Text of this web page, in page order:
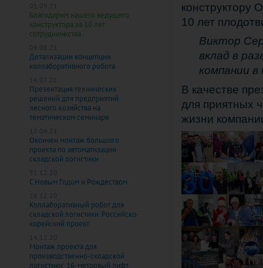
01.09.21
Благодарим нашего ведущего
конструктора за 10 лет
сотрудничества
09.08.21
Детализации концепции
коллаборативного робота
14.07.21
Презентация технических
решений для предприятий
лесного хозяйства на
тематическом семинаре
12.04.21
Окончен монтаж большого
проекта по автоматизации
складской логистики
31.12.20
С Новым Годом и Рождеством
28.12.20
Коллаборативный робот для
складской логистики. Российско-
корейский проект.
14.12.20
Монтаж проекта для
производственно-складской
логистики: 16-метровый лифт
конструктору
10 лет
Виктор
вклад в
компании
В качестве
для приятных
жизни